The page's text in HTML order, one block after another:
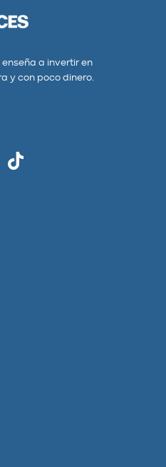
enseña a invertir en
y con poco dinero.